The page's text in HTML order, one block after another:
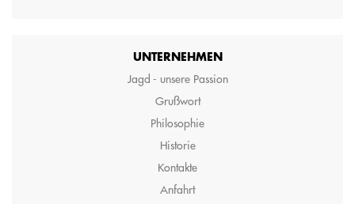
UNTERNEHMEN
Jagd - unsere Passion
Grußwort
Philosophie
Historie
Kontakte
Anfahrt